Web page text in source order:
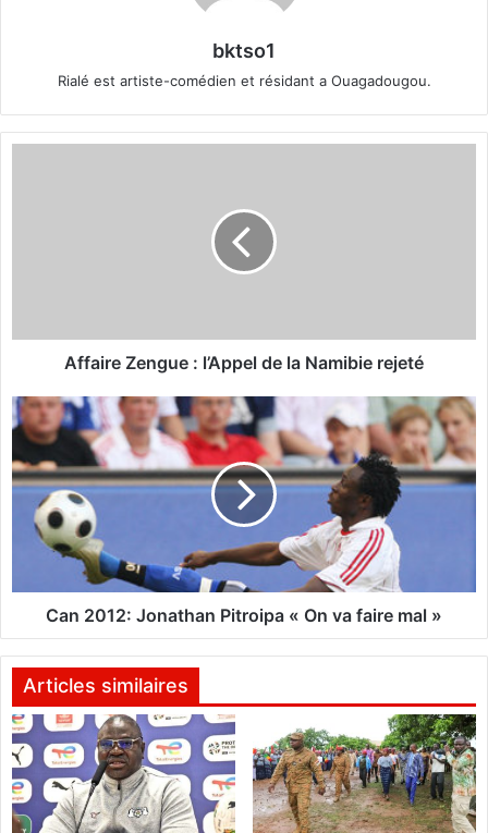
bktso1
Rialé est artiste-comédien et résidant a Ouagadougou.
e
u
e
l
e
d
e
a
N
a
m
i
b
Affaire Zengue : l’Appel de la Namibie rejeté
C
a
2
J
n
a
h
a
n
P
i
t
Can 2012: Jonathan Pitroipa « On va faire mal »
Articles similaires